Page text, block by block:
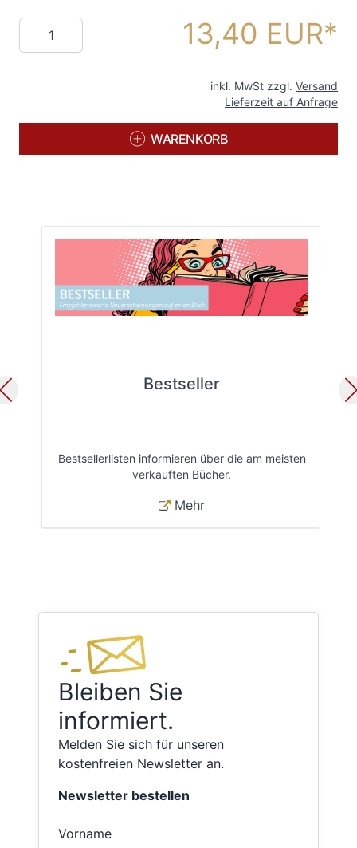
Menge 13,40 EUR
inkl. MwSt zzgl. Versand
Lieferzeit auf Anfrage
WARENKORB
Bestseller
Bestsellerlisten informieren über die am meisten
verkauften Bücher.
Mehr
Bleiben Sie
informiert.
Melden Sie sich für unseren
kostenfreien Newsletter an.